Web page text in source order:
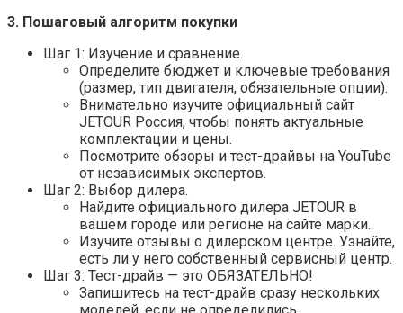
3. Пошаговый алгоритм покупки
Шаг 1: Изучение и сравнение.
Определите бюджет и ключевые требования
(размер, тип двигателя, обязательные опции).
Внимательно изучите официальный сайт
JETOUR Россия, чтобы понять актуальные
комплектации и цены.
Посмотрите обзоры и тест-драйвы на YouTube
от независимых экспертов.
Шаг 2: Выбор дилера.
Найдите официального дилера JETOUR в
вашем городе или регионе на сайте марки.
Изучите отзывы о дилерском центре. Узнайте,
есть ли у него собственный сервисный центр.
Шаг 3: Тест-драйв — это ОБЯЗАТЕЛЬНО!
Запишитесь на тест-драйв сразу нескольких